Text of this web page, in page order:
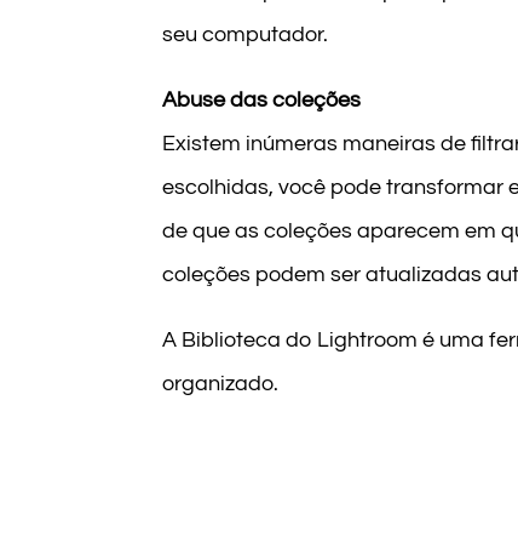
seu computador.
Abuse das coleções
Existem inúmeras maneiras de
escolhidas, você pode transformar
de que as coleções aparecem em
coleções podem ser atualizadas
A Biblioteca do Lightroom é uma
organizado.